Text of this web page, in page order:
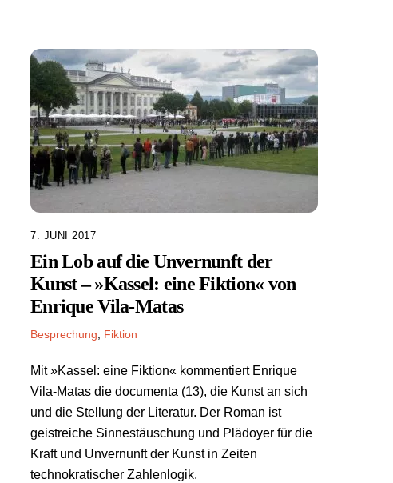
7. JUNI 2017
Ein Lob auf die Unvernunft der
Kunst – »Kassel: eine Fiktion« von
Enrique Vila-Matas
Besprechung Fiktion
Mit »Kassel: eine Fiktion« kommentiert Enrique
Vila-Matas die documenta (13), die Kunst an sich
und die Stellung der Literatur. Der Roman ist
geistreiche Sinnestäuschung und Plädoyer für die
Kraft und Unvernunft der Kunst in Zeiten
technokratischer Zahlenlogik.